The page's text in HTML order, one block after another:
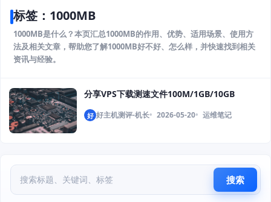
标签：1000MB
1000MB是什么？本页汇总1000MB的作用、优势、适用场景、使用方
法及相关文章，帮助您了解1000MB好不好、怎么样，并快速找到相关
资讯与经验。
分享VPS下载测速文件100M/1GB/10GB
好 好主机测评-机长 2026-05-20 运维笔记
搜索